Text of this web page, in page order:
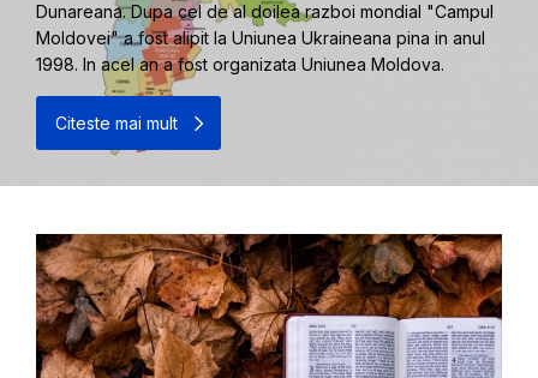
Dunareana. Dupa cel de al doilea razboi mondial "Campul
Moldovei" a fost alipit la Uniunea Ukraineana pina in anul
1998. In acel an a fost organizata Uniunea Moldova.
Citeste mai mult